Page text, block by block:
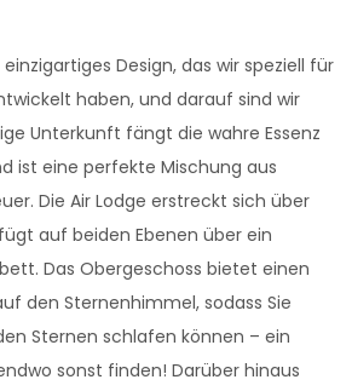
Design, das wir speziell für
haben, und darauf sind wir
Unterkunft fängt die wahre Essenz
ist eine perfekte Mischung aus
Die Air Lodge erstreckt sich über
auf beiden Ebenen über ein
Das Obergeschoss bietet einen
den Sternenhimmel, sodass Sie
Sternen schlafen können – ein
sonst finden! Darüber hinaus